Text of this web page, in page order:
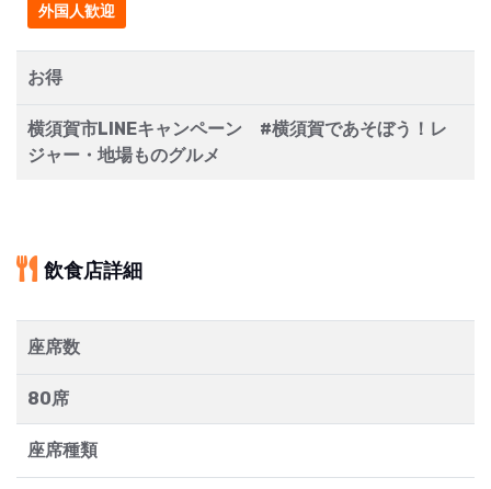
外国人歓迎
お得
横須賀市LINEキャンペーン #横須賀であそぼう！レ
ジャー・地場ものグルメ
飲食店詳細
座席数
80席
座席種類